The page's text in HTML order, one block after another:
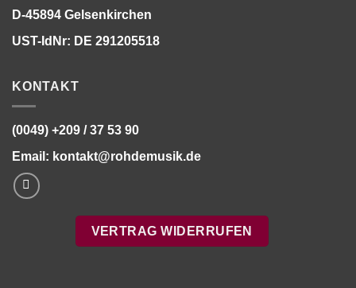
D-45894 Gelsenkirchen
UST-IdNr: DE 291205518
KONTAKT
(0049) +209 / 37 53 90
Email: kontakt@rohdemusik.de
VERTRAG WIDERRUFEN